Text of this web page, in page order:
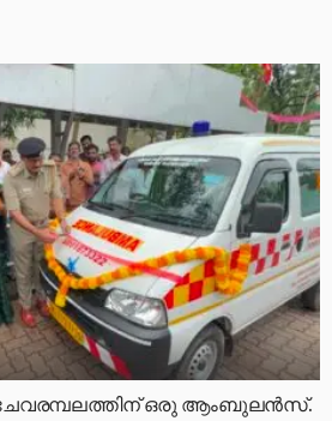
ചേവരമ്പലത്തിന് ഒരു ആംബുലൻസ്.